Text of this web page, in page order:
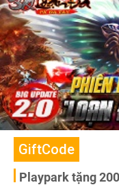
GiftCode
Playpark tặng